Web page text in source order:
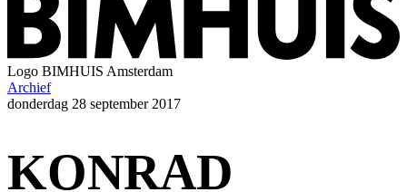
Logo BIMHUIS Amsterdam
Archief
donderdag 28 september 2017
KONRAD